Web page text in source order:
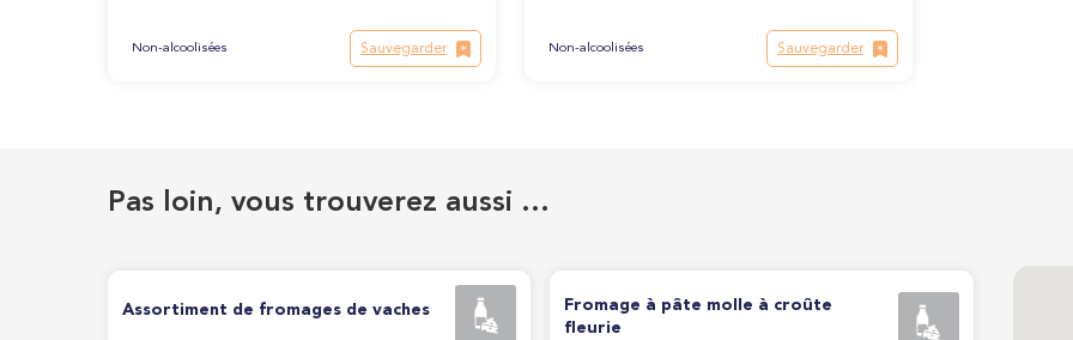
Non-alcoolisées Sauvegarder Non-alcoolisées Sauvegarder
Pas loin, vous trouverez aussi …
Assortiment de fromages de vaches
Fromage à pâte molle à croûte
fleurie